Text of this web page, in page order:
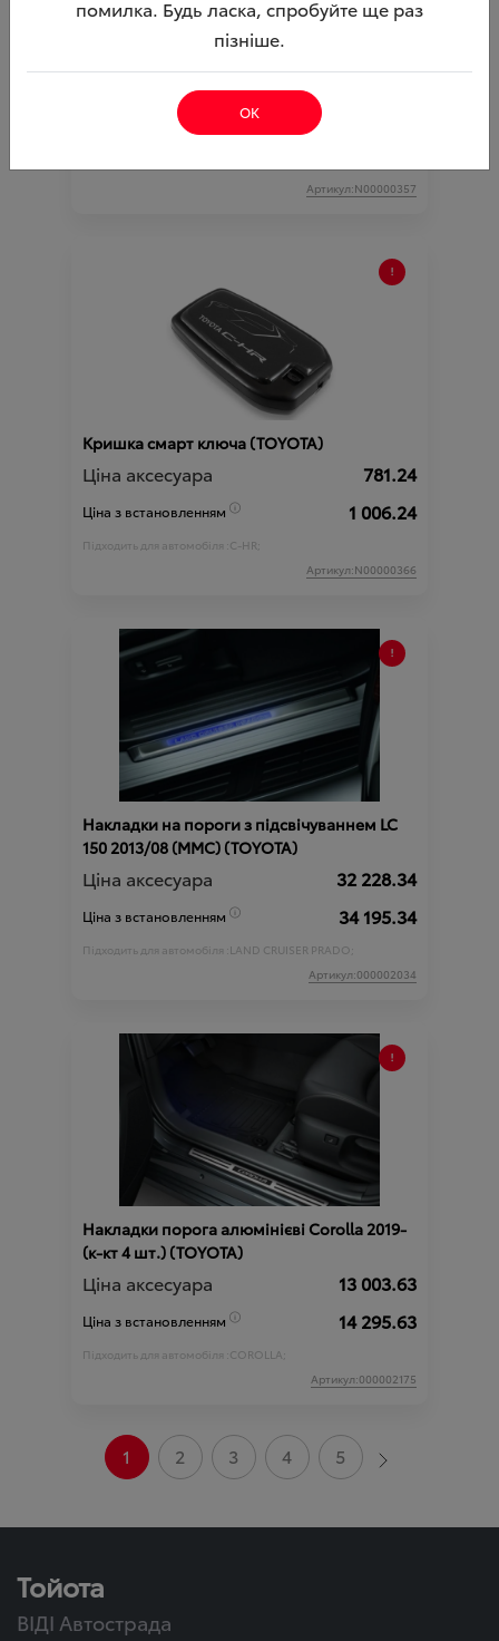
Накладки порогів передні з логотипом C-
Ціна аксесуара
Ціна з встановленням
Артикул:N00000357
Кришка смарт ключа (TOYOTA)
Ціна аксесуара 781.24
Ціна з встановленням 1 006.24
Підходить для автомобіля :C-HR;
Артикул:N00000366
Накладки на пороги з підсвічуваннем LC
150 2013/08 (MMC) (TOYOTA)
Ціна аксесуара 32 228.34
Ціна з встановленням 34 195.34
Підходить для автомобіля :LAND CRUISER PRADO;
Артикул:000002034
Накладки порога алюмінієві Corolla 2019-
(к-кт 4 шт.) (TOYOTA)
Ціна аксесуара 13 003.63
Ціна з встановленням 14 295.63
Підходить для автомобіля :COROLLA;
Артикул:000002175
1 2 3 4 5
Тойота
ВІДІ Автострада
помилка. Будь ласка, спробуйте ще раз
пізніше.
ОК